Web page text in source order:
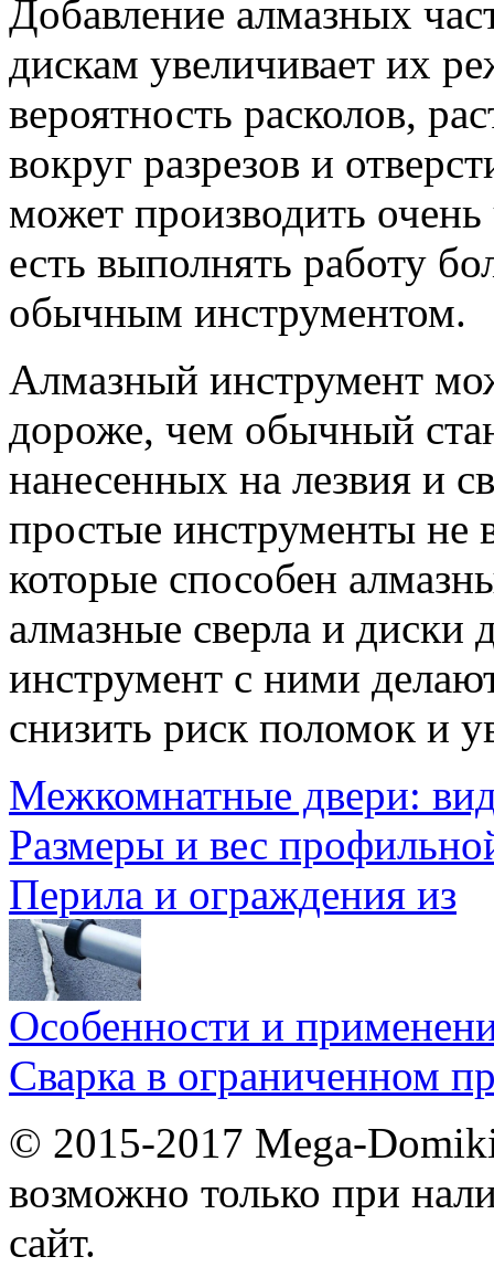
Добавление алмазных
дискам увеличивает их
вероятность расколов,
вокруг разрезов и
может производить
есть выполнять работу
обычным инструментом.
Алмазный инструмент
дороже, чем обычный
нанесенных на лезвия и
простые инструменты не
которые способен
алмазные сверла и диски
инструмент с ними
снизить риск поломок и
Межкомнатные двери:
Размеры и вес
Перила и ограждения из
Особенности и
Сварка в ограниченном
© 2015-2017 Mega-
возможно только при
сайт.